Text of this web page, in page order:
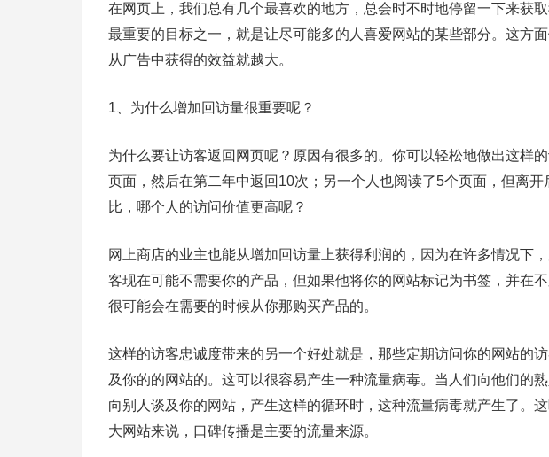
在网页上，我们总有几个最喜欢的地方，总会时不时地停留一下来获
最重要的目标之一，就是让尽可能多的人喜爱网站的某些部分。这方
从广告中获得的效益就越大。
1、为什么增加回访量很重要呢？
为什么要让访客返回网页呢？原因有很多的。你可以轻松地做出这样
页面，然后在第二年中返回10次；另一个人也阅读了5个页面，但离
比，哪个人的访问价值更高呢？
网上商店的业主也能从增加回访量上获得利润的，因为在许多情况下
客现在可能不需要你的产品，但如果他将你的网站标记为书签，并在
很可能会在需要的时候从你那购买产品的。
这样的访客忠诚度带来的另一个好处就是，那些定期访问你的网站的
及你的的网站的。这可以很容易产生一种流量病毒。当人们向他们的
向别人谈及你的网站，产生这样的循环时，这种流量病毒就产生了。
大网站来说，口碑传播是主要的流量来源。